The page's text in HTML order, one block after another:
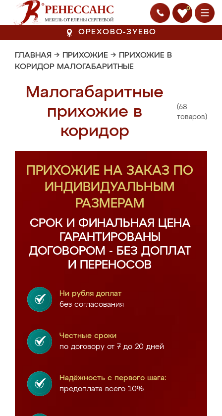
0
ОРЕХОВО-ЗУЕВО
ГЛАВНАЯ → ПРИХОЖИЕ → ПРИХОЖИЕ В
КОРИДОР МАЛОГАБАРИТНЫЕ
Малогабаритные
прихожие в
коридор
(68
товаров)
ПРИХОЖИЕ НА ЗАКАЗ ПО
ИНДИВИДУАЛЬНЫМ
РАЗМЕРАМ
СРОК И ФИНАЛЬНАЯ ЦЕНА
ГАРАНТИРОВАНЫ
ДОГОВОРОМ - БЕЗ ДОПЛАТ
И ПЕРЕНОСОВ
Ни рубля доплат
без согласования
Честные сроки
по договору от 7 до 20 дней
Надёжность с первого шага:
предоплата всего 10%